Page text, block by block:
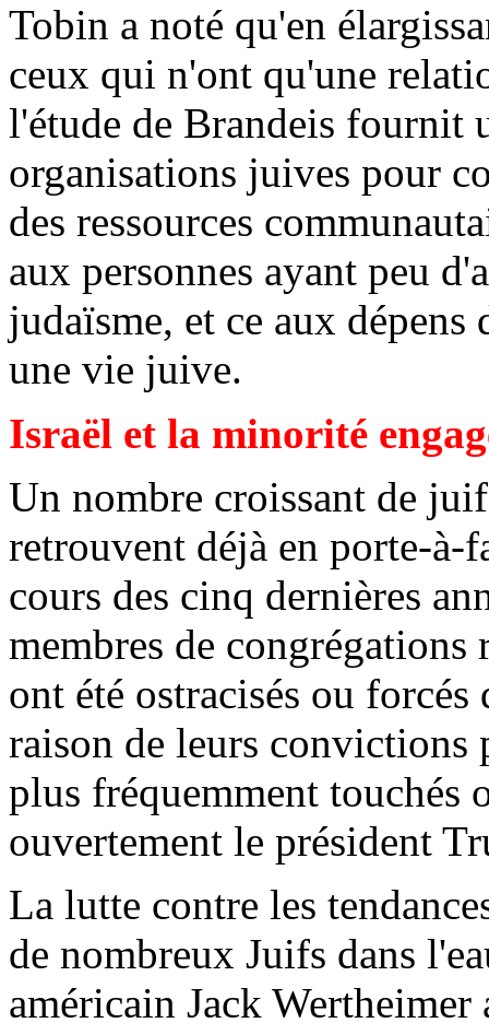
Tobin a noté qu'en
ceux qui n'ont qu'une
l'étude de Brandeis fournit
organisations juives pour
des ressources
aux personnes ayant peu
judaïsme, et ce aux dépens
une vie juive.
Israël et la minorité
Un nombre croissant de
retrouvent déjà en porte-à-
cours des cinq dernières
membres de congrégations
ont été ostracisés ou
raison de leurs convictions
plus fréquemment touchés
ouvertement le président
La lutte contre les
de nombreux Juifs dans
américain Jack